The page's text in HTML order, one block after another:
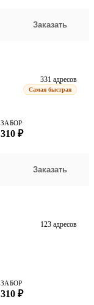
Заказать
331 адресов
Самая быстрая
ЗАБОР
310 ₽
Заказать
123 адресов
ЗАБОР
310 ₽